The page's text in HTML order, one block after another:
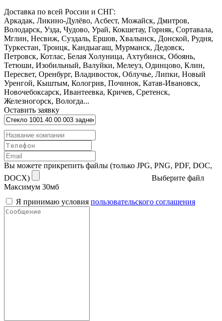
Доставка по всей России и СНГ:
Аркадак, Ликино-Дулёво, Асбест, Можайск, Дмитров,
Володарск, Узда, Чудово, Урай, Кокшетау, Горняк, Сортавала,
Мглин, Несвиж, Суздаль, Ершов, Хвалынск, Донской, Рудня,
Туркестан, Троицк, Кандыагаш, Мурманск, Дедовск,
Петровск, Котлас, Белая Холуница, Ахтубинск, Обоянь,
Тетюши, Изобильный, Валуйки, Мелеуз, Одинцово, Клин,
Пересвет, Оренбург, Владивосток, Облучье, Липки, Новый
Уренгой, Кыштым, Кологрив, Починок, Катав-Ивановск,
Новочебоксарск, Ивантеевка, Кричев, Сретенск,
Железногорск, Вологда...
Оставить заявку
Вы можете прикрепить файлы (только JPG, PNG, PDF, DOC,
DOCX)
Выберите файл
Максимум 30мб
Я принимаю условия пользовательского соглашения